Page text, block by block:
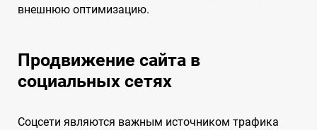
внешнюю оптимизацию.
Продвижение сайта в
социальных сетях
Соцсети являются важным источником трафика